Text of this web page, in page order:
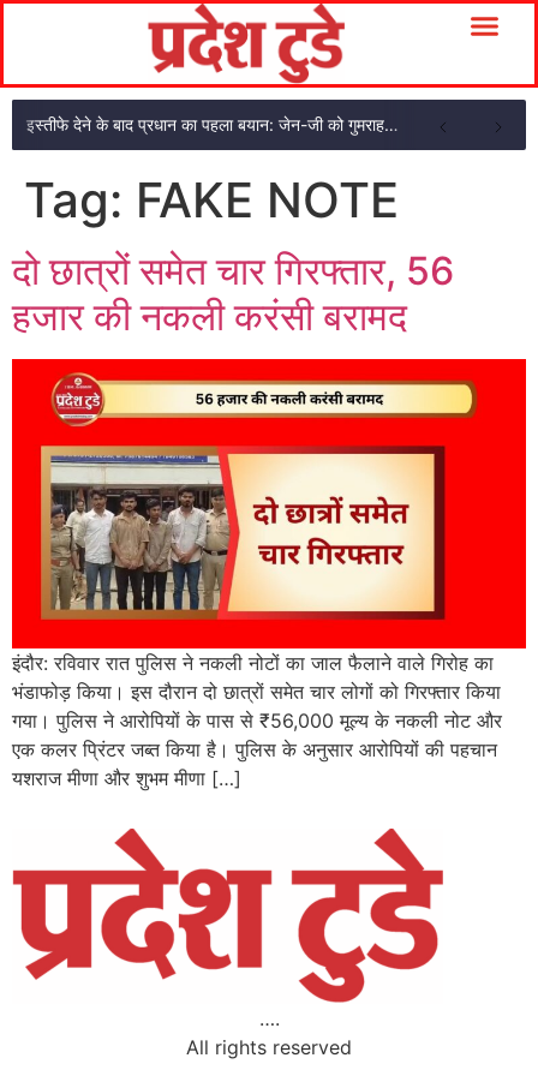
इस्तीफे देने के बाद प्रधान का पहला बयान: जेन-जी को गुमराह किया!
Tag: FAKE NOTE
दो छात्रों समेत चार गिरफ्तार, 56
हजार की नकली करंसी बरामद
इंदौर: रविवार रात पुलिस ने नकली नोटों का जाल फैलाने वाले गिरोह का
भंडाफोड़ किया। इस दौरान दो छात्रों समेत चार लोगों को गिरफ्तार किया
गया। पुलिस ने आरोपियों के पास से ₹56,000 मूल्य के नकली नोट और
एक कलर प्रिंटर जब्त किया है। पुलिस के अनुसार आरोपियों की पहचान
यशराज मीणा और शुभम मीणा […]
….
All rights reserved